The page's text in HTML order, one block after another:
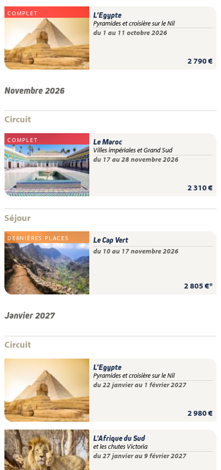
COMPLET
L'Egypte
Pyramides et croisière sur le Nil
du 1 au 11 octobre 2026
2 790 €
Novembre 2026
Circuit
COMPLET
Le Maroc
Villes impériales et Grand Sud
du 17 au 28 novembre 2026
2 310 €
Séjour
DERNIÈRES PLACES Le Cap Vert
du 10 au 17 novembre 2026
2 805 €*
Janvier 2027
Circuit
L'Egypte
Pyramides et croisière sur le Nil
du 22 janvier au 1 février 2027
2 980 €
L'Afrique du Sud
et les chutes Victoria
du 27 janvier au 9 février 2027